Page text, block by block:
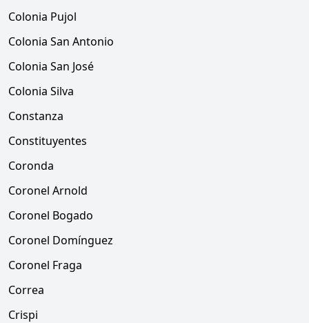
Colonia Pujol
Colonia San Antonio
Colonia San José
Colonia Silva
Constanza
Constituyentes
Coronda
Coronel Arnold
Coronel Bogado
Coronel Domínguez
Coronel Fraga
Correa
Crispi